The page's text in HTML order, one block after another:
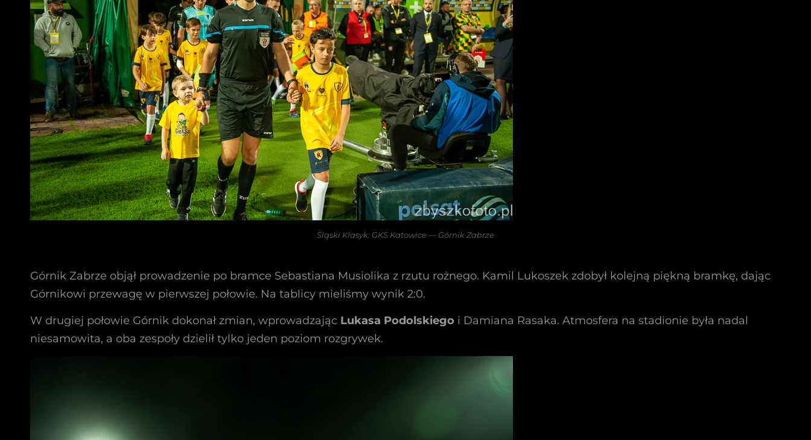
Śląski Klasyk: GKS Katowice — Górnik Zabrze
Górnik Zabrze objął prowadzenie po bramce Sebastiana Musiolika z rzutu rożnego. Kamil Lukoszek zdobył kolejną piękną bramkę, dając
Górnikowi przewagę w pierwszej połowie. Na tablicy mieliśmy wynik 2:0.
W drugiej połowie Górnik dokonał zmian, wprowadzając Lukasa Podolskiego i Damiana Rasaka. Atmosfera na stadionie była nadal
niesamowita, a oba zespoły dzielił tylko jeden poziom rozgrywek.